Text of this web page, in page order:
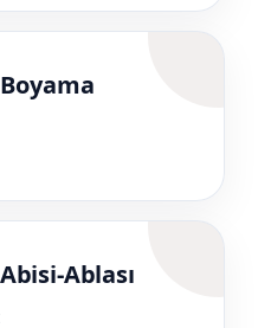
Ablası